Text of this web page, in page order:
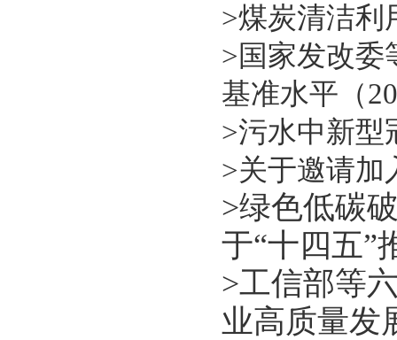
>煤炭清洁利
>国家发改
基准水平（
>污水中新型
>关于邀请加
>绿色低碳
于“十四五”
>工信部等
业高质量发